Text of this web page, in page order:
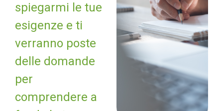
spiegarmi le tue
esigenze e ti
verranno poste
delle domande
per
comprendere a